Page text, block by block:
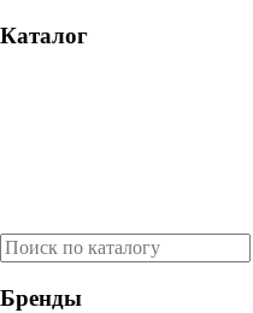
Каталог
Бренды